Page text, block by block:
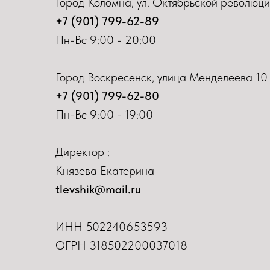
+7 (901) 799-62-89
Пн-Вс 9:00 - 20:00
Город Воскресенск, улица Менделеева 10
+7 (901) 799-62-80
Пн-Вс 9:00 - 19:00
Директор :
Князева Екатерина
tlevshik@mail.ru
ИНН 502240653593
ОГРН 318502200037018